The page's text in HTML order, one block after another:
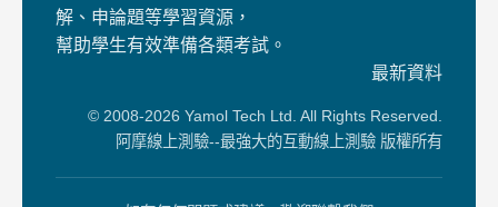
解、申論題等學習資源，
幫助學生有效準備各類考試。
最新資料
© 2008-2026 Yamol Tech Ltd. All Rights Reserved.
阿摩線上測驗--最強大的互動線上測驗 版權所有